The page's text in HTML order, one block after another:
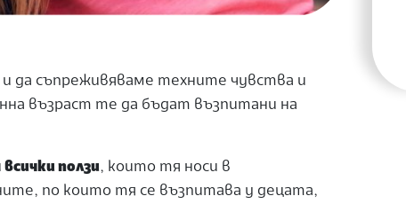
да съпреживяваме техните чувства и
възраст те да бъдат възпитани на
всички ползи, които тя носи в
по които тя се възпитава у децата,